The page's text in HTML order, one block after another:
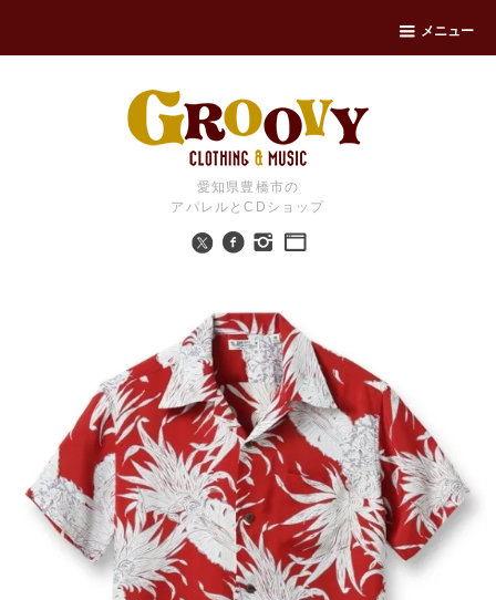
メニュー
愛知県豊橋市の
アパレルとCDショップ